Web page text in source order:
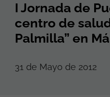
I Jornada de
centro de
Palmilla” en
31 de Mayo de 2012